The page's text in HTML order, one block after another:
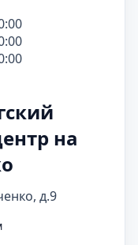
на
д.9